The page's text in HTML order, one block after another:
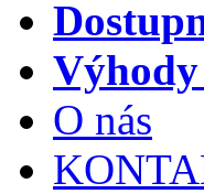
O nás